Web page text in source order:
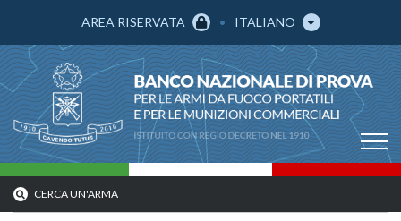
AREA RISERVATA ITALIANO
CERCA UN'ARMA